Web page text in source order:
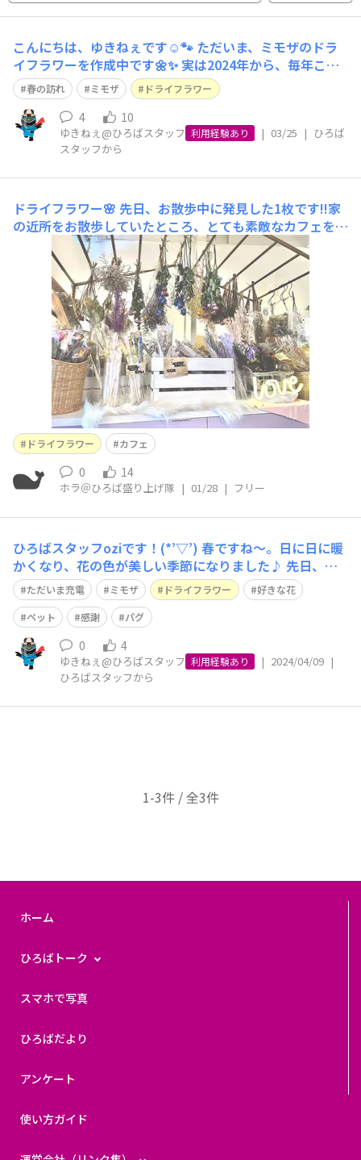
こんにちは、ゆきねぇです☺️🐾 ただいま、ミモザのドラ
イフラワーを作成中です🌼✨ 実は2024年から、毎年この
時期に作っているのですが ふわっとした黄色を見るたび
に、 「今年もこの季節が来たなぁ」と感じます😍 少しず
つ乾いていく様子を眺めるのも、 毎年のちょっとした楽
しみです🌿😃 部屋に飾る
春の訪れ ミモザ ドライフラワー
4 10
ゆきねぇ@ひろばスタッフ 利用経験あり | 03/25 | ひろば
スタッフから
ドライフラワー🌸 先日、お散歩中に発見した1枚です!!家
の近所をお散歩していたところ、とても素敵なカフェを見
つけました👀☆ﾐ店内には一面にドライフラワーが飾られ
ていて、販売もされており、とても楽しい空間でした✨ケ
ーキやコーヒーを注文すると、ミニサイズのドライフラワ
ーをテーブルに飾ってくださり、優雅な時間を過ごすこと
ドライフラワー カフェ
0 14
ホラ＠ひろば盛り上げ隊 | 01/28 | フリー
ひろばスタッフoziです！(*’▽’) 春ですね～。日に日に暖
かくなり、花の色が美しい季節になりました♪ 先日、近
くの道の駅で、きれいなミモザの切り花を見つけました♪
ミモザは黄色の小さな花がふわふわと咲いていて、とても
可愛いです！(*‘∀‘) ドライフラワーにすれば、この可愛
い花を長期間
ただいま充電 ミモザ ドライフラワー
好きな花
ペット
感謝 パグ
0 4
ゆきねぇ@ひろばスタッフ 利用経験あり | 2024/04/09 |
ひろばスタッフから
1-3件 / 全3件
ホーム
ひろばトーク
スマホで写真
ひろばだより
アンケート
使い方ガイド